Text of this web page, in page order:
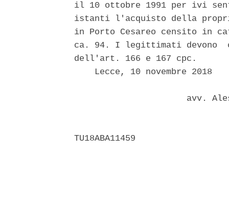
il 10 ottobre 1991 per ivi
istanti l'acquisto della
in Porto Cesareo censito in
ca. 94. I legittimati devono
dell'art. 166 e 167 cpc.
    Lecce, 10 novembre 2018
avv.